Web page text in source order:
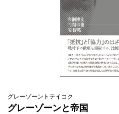
グレーゾーントテイコク
グレーゾーンと帝国